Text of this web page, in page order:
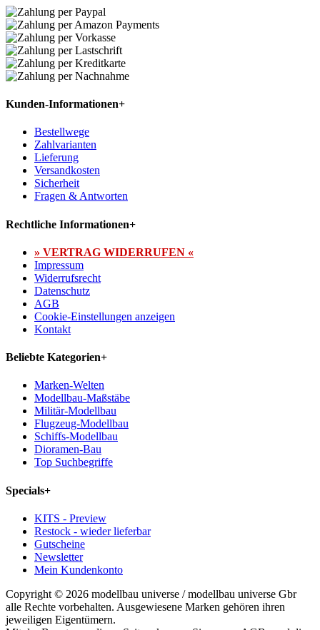
Kunden-Informationen+
Bestellwege
Zahlvarianten
Lieferung
Versandkosten
Sicherheit
Fragen & Antworten
Rechtliche Informationen+
» VERTRAG WIDERRUFEN «
Impressum
Widerrufsrecht
Datenschutz
AGB
Cookie-Einstellungen anzeigen
Kontakt
Beliebte Kategorien+
Marken-Welten
Modellbau-Maßstäbe
Militär-Modellbau
Flugzeug-Modellbau
Schiffs-Modellbau
Dioramen-Bau
Top Suchbegriffe
Specials+
KITS - Preview
Restock - wieder lieferbar
Gutscheine
Newsletter
Mein Kundenkonto
Copyright © 2026 modellbau universe / modellbau universe Gbr
alle Rechte vorbehalten. Ausgewiesene Marken gehören ihren
jeweiligen Eigentümern.